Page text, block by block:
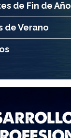
de Fin de Año
de Verano